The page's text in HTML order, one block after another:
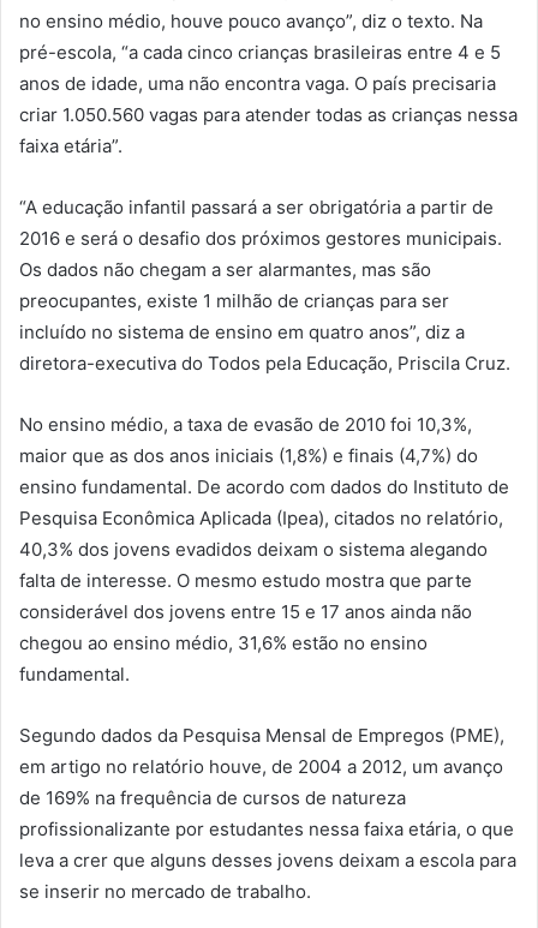
no ensino médio, houve pouco avanço”, diz o texto. Na
pré-escola, “a cada cinco crianças brasileiras entre 4 e 5
anos de idade, uma não encontra vaga. O país precisaria
criar 1.050.560 vagas para atender todas as crianças nessa
faixa etária”.
“A educação infantil passará a ser obrigatória a partir de
2016 e será o desafio dos próximos gestores municipais.
Os dados não chegam a ser alarmantes, mas são
preocupantes, existe 1 milhão de crianças para ser
incluído no sistema de ensino em quatro anos”, diz a
diretora-executiva do Todos pela Educação, Priscila Cruz.
No ensino médio, a taxa de evasão de 2010 foi 10,3%,
maior que as dos anos iniciais (1,8%) e finais (4,7%) do
ensino fundamental. De acordo com dados do Instituto de
Pesquisa Econômica Aplicada (Ipea), citados no relatório,
40,3% dos jovens evadidos deixam o sistema alegando
falta de interesse. O mesmo estudo mostra que parte
considerável dos jovens entre 15 e 17 anos ainda não
chegou ao ensino médio, 31,6% estão no ensino
fundamental.
Segundo dados da Pesquisa Mensal de Empregos (PME),
em artigo no relatório houve, de 2004 a 2012, um avanço
de 169% na frequência de cursos de natureza
profissionalizante por estudantes nessa faixa etária, o que
leva a crer que alguns desses jovens deixam a escola para
se inserir no mercado de trabalho.